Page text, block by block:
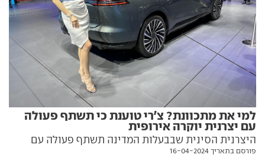
למי את מתכוונת? צ'רי טוענת כי תשתף פעולה
עם יצרנית יוקרה אירופית
היצרנית הסינית שבבעלות המדינה תשתף פעולה עם
יצרנית רכב אירופית אותה היא מגדירה "יוקרתית",
פורסם בתאריך 16-04-2024